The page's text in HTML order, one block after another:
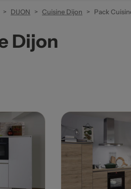
DIJON Cuisine Dijon Pack
Dijon